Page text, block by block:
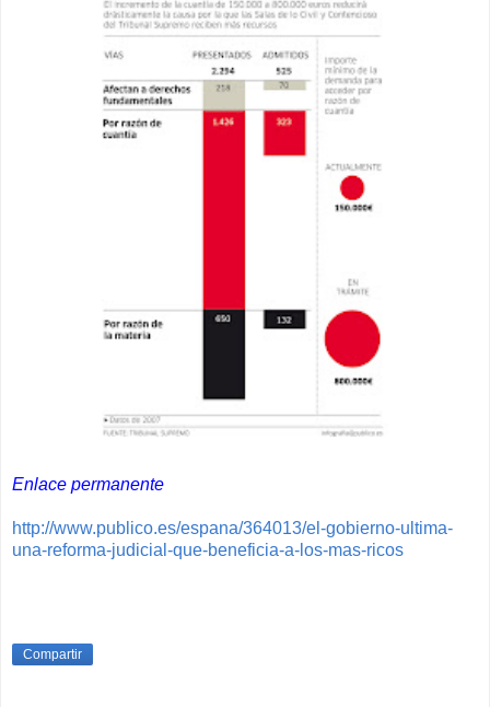
Enlace permanente
http://www.publico.es/espana/364013/el-gobierno-ultima-
una-reforma-judicial-que-beneficia-a-los-mas-ricos
Compartir